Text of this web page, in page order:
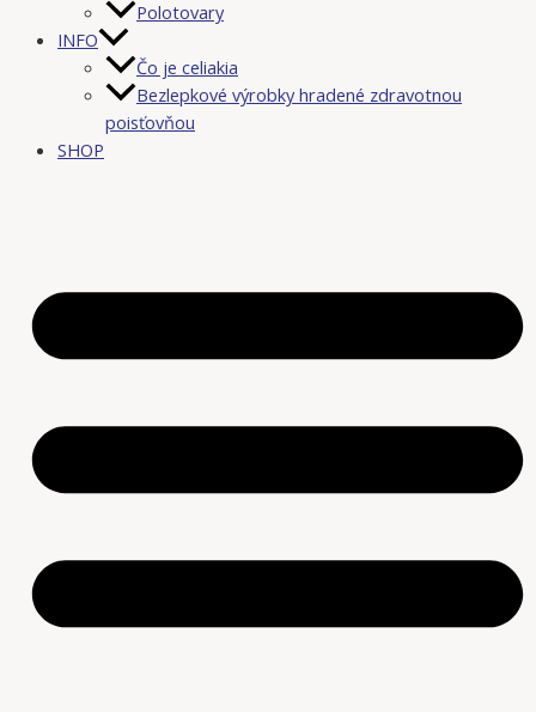
Polotovary
INFO
Čo je celiakia
Bezlepkové výrobky hradené zdravotnou
poisťovňou
SHOP